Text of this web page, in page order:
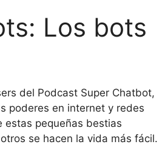
Los bots
del Podcast Super Chatbot,
poderes en internet y redes
estas pequeñas bestias
se hacen la vida más fácil.